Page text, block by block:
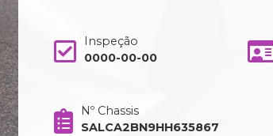
Inspeção
0000-00-00
Nº Chassis
SALCA2BN9HH635867